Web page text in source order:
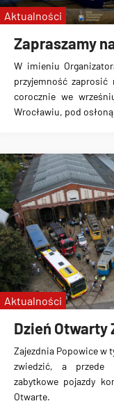
Zapraszamy
W imieniu
przyjemność zaprosić
corocznie we
Wrocławiu, pod
Aktualności
Dzień Otwarty
Zajezdnia Popowice w
zwiedzić, a przede
zabytkowe pojazdy
Otwarte.
Aktualności